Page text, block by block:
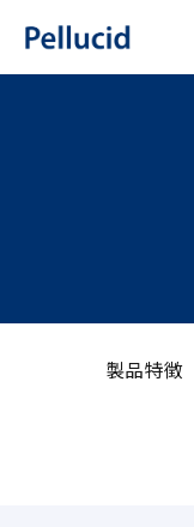
製品特徴